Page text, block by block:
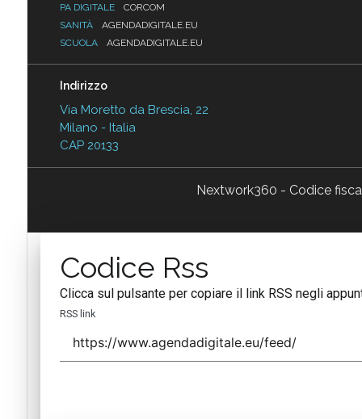
PA DIGITALE
CORCOM
SANITÀ
AGENDADIGITALE.EU
SCUOLA
AGENDADIGITALE.EU
Indirizzo
Via Moretto da Brescia, 22
Milano - Italia
CAP 20133
Nextwork360 - Codice
Codice Rss
Clicca sul pulsante per copiare il link RSS negli
RSS link